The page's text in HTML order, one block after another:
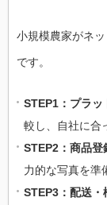
小規模農家がネ
です。
STEP1：プラッ
較し、自社に合
STEP2：商品登
力的な写真を準
STEP3：配送・